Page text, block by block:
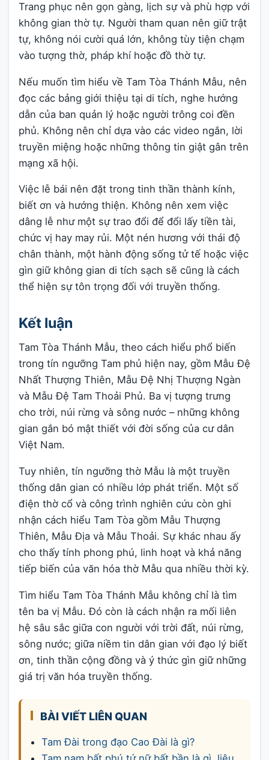
Trang phục nên gọn gàng, lịch sự và phù hợp với
không gian thờ tự. Người tham quan nên giữ trật
tự, không nói cười quá lớn, không tùy tiện chạm
vào tượng thờ, pháp khí hoặc đồ thờ tự.
Nếu muốn tìm hiểu về Tam Tòa Thánh Mẫu, nên
đọc các bảng giới thiệu tại di tích, nghe hướng
dẫn của ban quản lý hoặc người trông coi đền
phủ. Không nên chỉ dựa vào các video ngắn, lời
truyền miệng hoặc những thông tin giật gân trên
mạng xã hội.
Việc lễ bái nên đặt trong tinh thần thành kính,
biết ơn và hướng thiện. Không nên xem việc
dâng lễ như một sự trao đổi để đổi lấy tiền tài,
chức vị hay may rủi. Một nén hương với thái độ
chân thành, một hành động sống tử tế hoặc việc
gìn giữ không gian di tích sạch sẽ cũng là cách
thể hiện sự tôn trọng đối với truyền thống.
Kết luận
Tam Tòa Thánh Mẫu, theo cách hiểu phổ biến
trong tín ngưỡng Tam phủ hiện nay, gồm Mẫu Đệ
Nhất Thượng Thiên, Mẫu Đệ Nhị Thượng Ngàn
và Mẫu Đệ Tam Thoải Phủ. Ba vị tượng trưng
cho trời, núi rừng và sông nước – những không
gian gắn bó mật thiết với đời sống của cư dân
Việt Nam.
Tuy nhiên, tín ngưỡng thờ Mẫu là một truyền
thống dân gian có nhiều lớp phát triển. Một số
điện thờ cổ và công trình nghiên cứu còn ghi
nhận cách hiểu Tam Tòa gồm Mẫu Thượng
Thiên, Mẫu Địa và Mẫu Thoải. Sự khác nhau ấy
cho thấy tính phong phú, linh hoạt và khả năng
tiếp biến của văn hóa thờ Mẫu qua nhiều thời kỳ.
Tìm hiểu Tam Tòa Thánh Mẫu không chỉ là tìm
tên ba vị Mẫu. Đó còn là cách nhận ra mối liên
hệ sâu sắc giữa con người với trời đất, núi rừng,
sông nước; giữa niềm tin dân gian với đạo lý biết
ơn, tinh thần cộng đồng và ý thức gìn giữ những
giá trị văn hóa truyền thống.
BÀI VIẾT LIÊN QUAN
Tam Đài trong đạo Cao Đài là gì?